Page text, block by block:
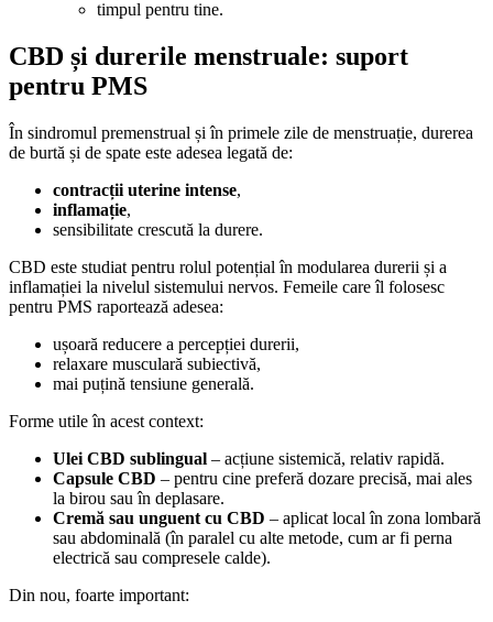
timpul pentru tine.
CBD și durerile menstruale: suport
pentru PMS
În sindromul premenstrual și în primele zile de menstruație, durerea
de burtă și de spate este adesea legată de:
contracții uterine intense,
inflamație,
sensibilitate crescută la durere.
CBD este studiat pentru rolul potențial în modularea durerii și a
inflamației la nivelul sistemului nervos. Femeile care îl folosesc
pentru PMS raportează adesea:
ușoară reducere a percepției durerii,
relaxare musculară subiectivă,
mai puțină tensiune generală.
Forme utile în acest context:
Ulei CBD sublingual – acțiune sistemică, relativ rapidă.
Capsule CBD – pentru cine preferă dozare precisă, mai ales
la birou sau în deplasare.
Cremă sau unguent cu CBD – aplicat local în zona lombară
sau abdominală (în paralel cu alte metode, cum ar fi perna
electrică sau compresele calde).
Din nou, foarte important: